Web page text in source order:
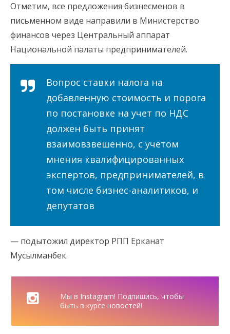
Отметим, все предложения бизнесменов в
письменном виде направили в Министерство
финансов через Центральный аппарат
Национальной палаты предпринимателей.
Вопрос ставки налога на
добавленную стоимость и порога
по постановке на учет по НДС
должен быть принят
взаимовзвешенно, с учетом
мнения квалифицированных
экспертов, предпринимателей, в
том числе бизнес-аналитиков, и
депутатов
— подытожил директор РПП Ерканат
Мусылманбек.
Мы в Instagram! Подпишись, чтобы
быть в курсе новостей!